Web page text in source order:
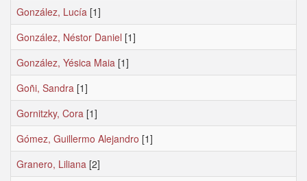
González, Lucía [1]
González, Néstor Daniel [1]
González, Yésica Maia [1]
Goñi, Sandra [1]
Gornitzky, Cora [1]
Gómez, Guillermo Alejandro [1]
Granero, Liliana [2]